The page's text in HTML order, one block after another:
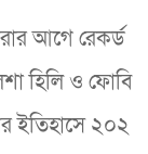
আগে রেকর্ড
হিলি ও ফোবি
ইতিহাসে ২০২